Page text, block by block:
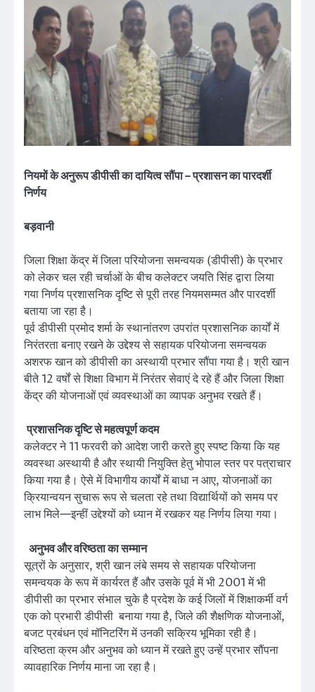
नियमों के अनुरूप डीपीसी का दायित्व सौंपा – प्रशासन का पारदर्शी
निर्णय
बड़वानी
जिला शिक्षा केंद्र में जिला परियोजना समन्वयक (डीपीसी) के प्रभार
को लेकर चल रही चर्चाओं के बीच कलेक्टर जयति सिंह द्वारा लिया
गया निर्णय प्रशासनिक दृष्टि से पूरी तरह नियमसम्मत और पारदर्शी
बताया जा रहा है।
पूर्व डीपीसी प्रमोद शर्मा के स्थानांतरण उपरांत प्रशासनिक कार्यों में
निरंतरता बनाए रखने के उद्देश्य से सहायक परियोजना समन्वयक
अशरफ खान को डीपीसी का अस्थायी प्रभार सौंपा गया है। श्री खान
बीते 12 वर्षों से शिक्षा विभाग में निरंतर सेवाएं दे रहे हैं और जिला शिक्षा
केंद्र की योजनाओं एवं व्यवस्थाओं का व्यापक अनुभव रखते हैं।
प्रशासनिक दृष्टि से महत्वपूर्ण कदम
कलेक्टर ने 11 फरवरी को आदेश जारी करते हुए स्पष्ट किया कि यह
व्यवस्था अस्थायी है और स्थायी नियुक्ति हेतु भोपाल स्तर पर पत्राचार
किया गया है। ऐसे में विभागीय कार्यों में बाधा न आए, योजनाओं का
क्रियान्वयन सुचारू रूप से चलता रहे तथा विद्यार्थियों को समय पर
लाभ मिले—इन्हीं उद्देश्यों को ध्यान में रखकर यह निर्णय लिया गया।
अनुभव और वरिष्ठता का सम्मान
सूत्रों के अनुसार, श्री खान लंबे समय से सहायक परियोजना
समन्वयक के रूप में कार्यरत हैं और उसके पूर्व में भी 2001 में भी
डीपीसी का प्रभार संभाल चुके है प्रदेश के कई जिलों में शिक्षाकर्मी वर्ग
एक को प्रभारी डीपीसी बनाया गया है, जिले की शैक्षणिक योजनाओं,
बजट प्रबंधन एवं मॉनिटरिंग में उनकी सक्रिय भूमिका रही है।
वरिष्ठता क्रम और अनुभव को ध्यान में रखते हुए उन्हें प्रभार सौंपना
व्यावहारिक निर्णय माना जा रहा है।